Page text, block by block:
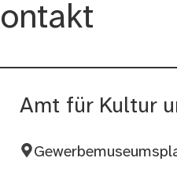
Amt für Kultur